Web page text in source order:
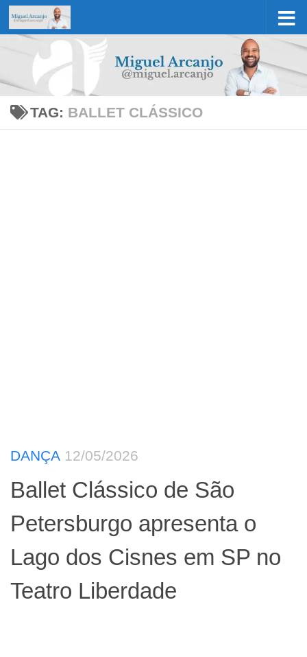
Skip to content
TAG: BALLET CLÁSSICO
DANÇA 12/05/2026
Ballet Clássico de São
Petersburgo apresenta o
Lago dos Cisnes em SP no
Teatro Liberdade